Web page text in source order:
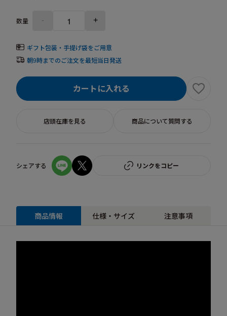
数量 - +
ギフト包装・手提げ袋をご用意
朝9時までのご注文を最短当日発送
カートに入れる
店頭在庫を見る 商品について質問する
シェアする リンクをコピー
商品情報 仕様・サイズ 注意事項